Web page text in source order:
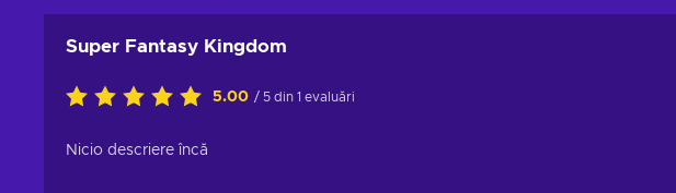
Super Fantasy Kingdom
5.00 / 5 din 1 evaluări
Nicio descriere încă